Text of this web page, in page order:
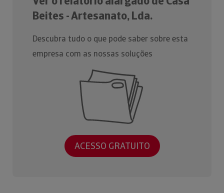
Beites - Artesanato, Lda.
Descubra tudo o que pode saber sobre esta
empresa com as nossas soluções
ACESSO GRATUITO